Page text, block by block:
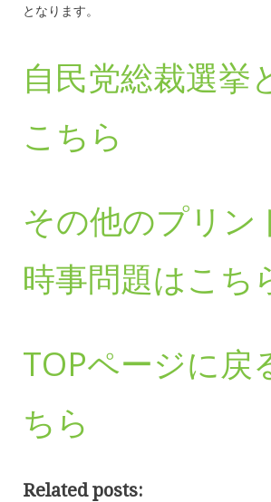
となります。
自民党総裁選挙
こちら
その他のプリン
時事問題はこち
TOPページに戻
ちら
Related posts: